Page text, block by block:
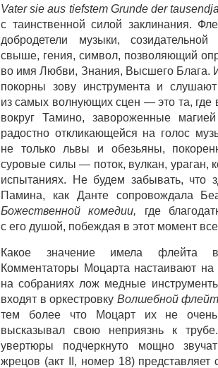
Vater sie aus tiefstem Grunde der
с таинственной силой заклинания.
добродетели музыки,
свыше, гения, символ, позволяющий
во имя Любви, Знания, Высшего Блага.
покорны зову инструмента и
из самых волнующих сцен — это та, где
вокруг Тамино, завороженные
радостно откликающейся на голос
не только львы и обезьяны,
суровые силы — поток, вулкан, ураган,
испытаниях. Не будем забывать, что
Памина, как Данте сопровождала
Божественной комедии, где
с его душой, побеждая в этот момент
Какое значение имела флейта в
Комментаторы Моцарта настаивают на
на собраниях лож медные
входят в оркестровку Волшебной
тем более что Моцарт их не
высказывал свою неприязнь к
увертюры подчеркнуто мощно
жрецов (акт II, номер 18) представляет